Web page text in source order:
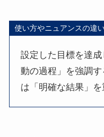
使い方やニュアンスの違い
設定した目標を達
動の過程」を強調
は「明確な結果」を